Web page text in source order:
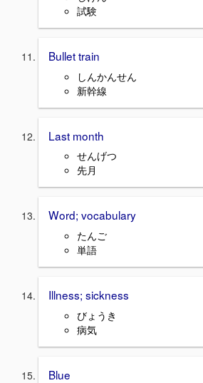
試験
Bullet train
しんかんせん
新幹線
Last month
せんげつ
先月
Word; vocabulary
たんご
単語
Illness; sickness
びょうき
病気
Blue